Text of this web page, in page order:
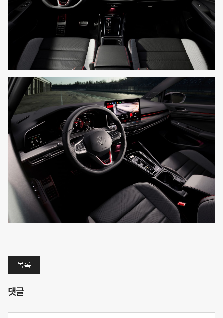
목록
댓글